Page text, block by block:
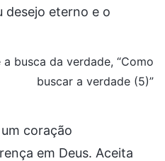
desejo eterno e o
busca da verdade, “Como
buscar a verdade (5)”
coração
em Deus. Aceita